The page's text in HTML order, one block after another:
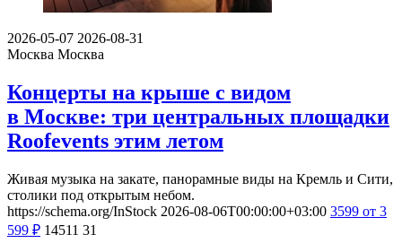
2026-05-07 2026-08-31
Москва Москва
Концерты на крыше с видом
в Москве: три центральных площадки
Roofevents этим летом
Живая музыка на закате, панорамные виды на Кремль и Сити,
столики под открытым небом.
https://schema.org/InStock 2026-08-06T00:00:00+03:00 3599 от 3
599 ₽ 14511 31